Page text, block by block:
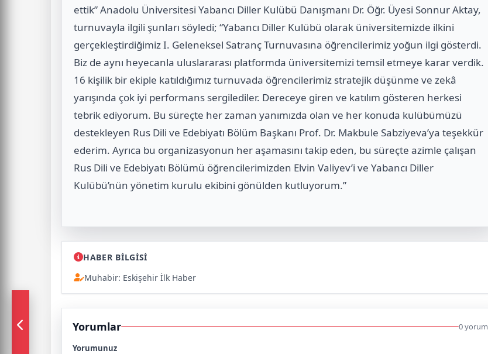
ettik” Anadolu Üniversitesi Yabancı Diller Kulübü Danışmanı Dr. Öğr. Üyesi Sonnur Aktay,
turnuvayla ilgili şunları söyledi; “Yabancı Diller Kulübü olarak üniversitemizde ilkini
gerçekleştirdiğimiz I. Geleneksel Satranç Turnuvasına öğrencilerimiz yoğun ilgi gösterdi.
Biz de aynı heyecanla uluslararası platformda üniversitemizi temsil etmeye karar verdik.
16 kişilik bir ekiple katıldığımız turnuvada öğrencilerimiz stratejik düşünme ve zekâ
yarışında çok iyi performans sergilediler. Dereceye giren ve katılım gösteren herkesi
tebrik ediyorum. Bu süreçte her zaman yanımızda olan ve her konuda kulübümüzü
destekleyen Rus Dili ve Edebiyatı Bölüm Başkanı Prof. Dr. Makbule Sabziyeva’ya teşekkür
ederim. Ayrıca bu organizasyonun her aşamasını takip eden, bu süreçte azimle çalışan
Rus Dili ve Edebiyatı Bölümü öğrencilerimizden Elvin Valiyev’i ve Yabancı Diller
Kulübü’nün yönetim kurulu ekibini gönülden kutluyorum.”
HABER BİLGİSİ
Muhabir: Eskişehir İlk Haber
Yorumlar 0 yorum
Yorumunuz